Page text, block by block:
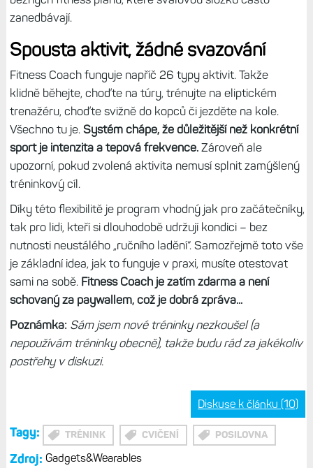
zanedbávají.
Spousta aktivit, žádné svazování
Fitness Coach funguje napříč 26 typy aktivit. Takže
klidně běhejte, choďte na túry, trénujte na eliptickém
trenažéru, choďte svižně do kopců či jezděte na kole.
Všechno tu je. Systém chápe, že důležitější než konkrétní
sport je intenzita a tepová frekvence.Zároveň ale
upozorní, pokud zvolená aktivita nemusí splnit zamýšlený
tréninkový cíl.
Díky této flexibilitě je program vhodný jak pro začátečníky,
tak pro lidi, kteří si dlouhodobě udržují kondici – bez
nutnosti neustálého „ručního ladění“. Samozřejmě toto vše
je základní idea, jak to funguje v praxi, musíte otestovat
sami na sobě.Fitness Coach je zatím zdarma a není
schovaný za paywallem, což je dobrá zpráva...
Poznámka: Sám jsem nové tréninky nezkoušel (a
nepoužívám tréninky obecně), takže budu rád za jakékoliv
postřehy v diskuzi.
Diskuse k článku (10)
Tagy: TRÉNINK CVIČENÍ POSILOVNA
Zdroj: Gadgets&Wearables